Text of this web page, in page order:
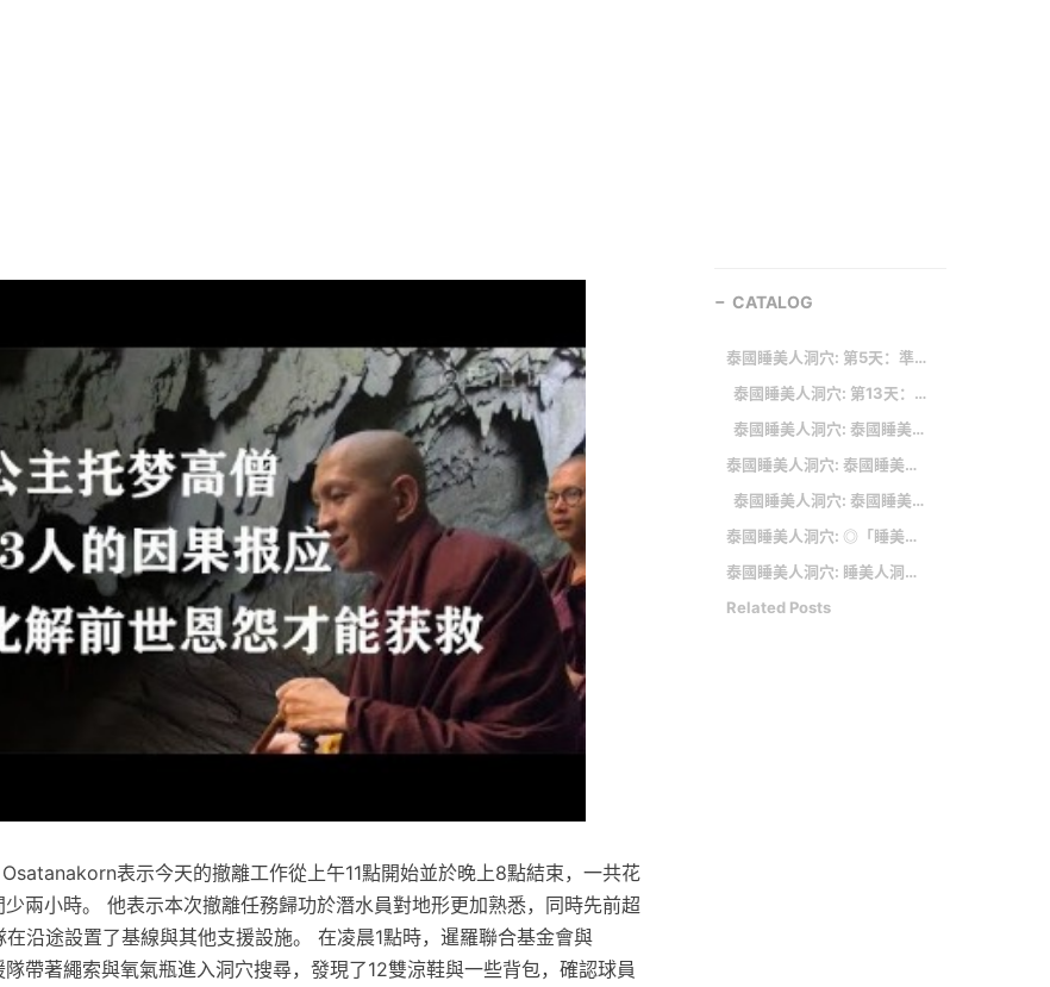
表示今天的撤離工作從上午11點開始並於晚上8點結束，一共花
兩小時。 他表示本次撤離任務歸功於潛水員對地形更加熟悉，同時先前超
沿途設置了基線與其他支援設施。 在凌晨1點時，暹羅聯合基金會與
帶著繩索與氧氣瓶進入洞穴搜尋，發現了12雙涼鞋與一些背包，確認球員
CATALOG
泰國睡美人洞穴: 第5天：準備長期救援 洞穴內設後勤
泰國睡美人洞穴: 第13天：洞穴潛水風險高 專家建議待水退
泰國睡美人洞穴: 泰國睡美人洞: 尋獲困洞泰國足球小將 英國搜救人員居奇功
泰國睡美人洞穴: 泰國睡美人洞: 睡美人洞救援暖圖7
泰國睡美人洞穴: 泰國睡美人的輪迴傳說 高僧解開300年恩怨(圖)
泰國睡美人洞穴: ◎「睡美人洞」是這樣形成的
泰國睡美人洞穴: 睡美人洞救援暖圖3
Related Posts